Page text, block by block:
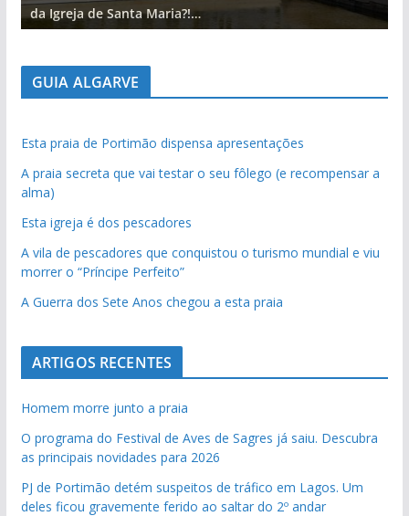
da Igreja de Santa Maria?!…
GUIA ALGARVE
Esta praia de Portimão dispensa apresentações
A praia secreta que vai testar o seu fôlego (e recompensar a
alma)
Esta igreja é dos pescadores
A vila de pescadores que conquistou o turismo mundial e viu
morrer o “Príncipe Perfeito”
A Guerra dos Sete Anos chegou a esta praia
ARTIGOS RECENTES
Homem morre junto a praia
O programa do Festival de Aves de Sagres já saiu. Descubra
as principais novidades para 2026
PJ de Portimão detém suspeitos de tráfico em Lagos. Um
deles ficou gravemente ferido ao saltar do 2º andar